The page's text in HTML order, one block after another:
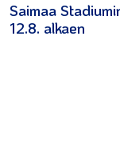
Saimaa
12.8. alkaen